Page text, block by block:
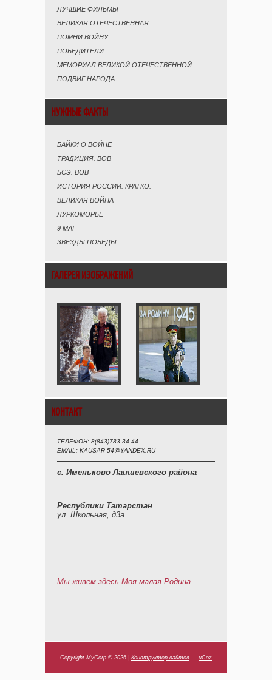
ЛУЧШИЕ ФИЛЬМЫ
ВЕЛИКАЯ ОТЕЧЕСТВЕННАЯ
ПОМНИ ВОЙНУ
ПОБЕДИТЕЛИ
МЕМОРИАЛ ВЕЛИКОЙ ОТЕЧЕСТВЕННОЙ
ПОДВИГ НАРОДА
НУЖНЫЕ ФАКТЫ
БАЙКИ О ВОЙНЕ
ТРАДИЦИЯ. ВОВ
БСЭ. ВОВ
ИСТОРИЯ РОССИИ. КРАТКО.
ВЕЛИКАЯ ВОЙНА
ЛУРКОМОРЬЕ
9 MAI
ЗВЕЗДЫ ПОБЕДЫ
ГАЛЕРЕЯ ИЗОБРАЖЕНИЙ
КОНТАКТ
ТЕЛЕФОН: 8(843)783-34-44
EMAIL: KAUSAR-54@YANDEX.RU
с. Именьково Лаишевского района
Республики Татарстан
ул. Школьная, д3а
Мы живем здесь-Моя малая Родина.
Copyright MyCorp © 2026 Конструктор сайтов — uCoz